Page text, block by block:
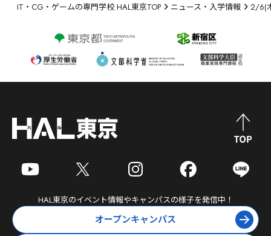
IT・CG・ゲームの専門学校 HAL東京TOP ニュース・入学情報 2/6(
HAL東京のイベント情報やキャンパスの様子を発信中！
オープンキャンパス